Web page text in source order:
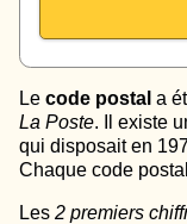
Le code postal a
La Poste. Il existe
qui disposait en
Chaque code
Les 2 premiers